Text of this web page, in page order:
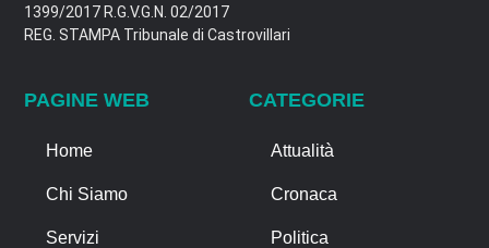
1399/2017 R.G.V.G.N. 02/2017
REG. STAMPA Tribunale di Castrovillari
PAGINE WEB
Home
Chi Siamo
Servizi
CATEGORIE
Attualità
Cronaca
Politica